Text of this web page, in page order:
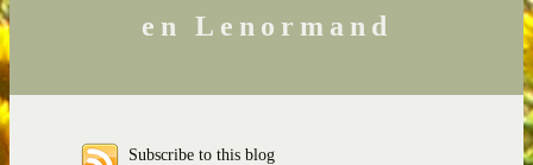
en Lenormand
Subscribe to this blog